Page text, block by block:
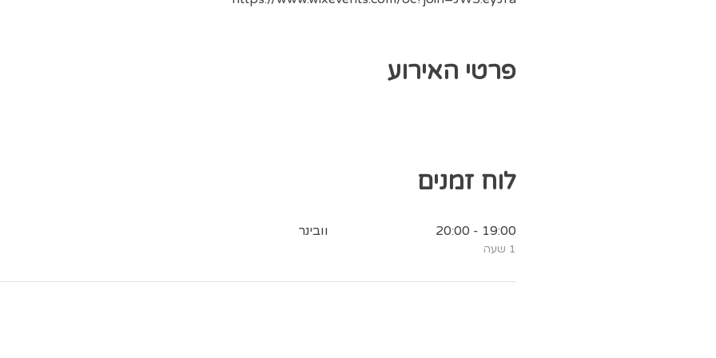
פרטי האירוע
לוח זמנים
19:00 - 20:00
1 שעה
וובינר